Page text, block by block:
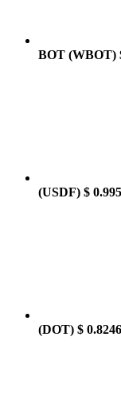
BOT (WBOT)
(USDF) $
(DOT) $